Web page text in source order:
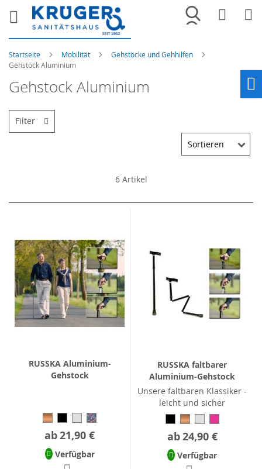
Merkliste
Startseite Mobilität
Gehstöcke und Gehhilfen
Gehstock Aluminium
Gehstock Aluminium
6Artikel
RUSSKA Aluminium-
Gehstock
ab21,90 €
Verfügbar
RUSSKA faltbarer
Aluminium-Gehstock
Unsere faltbaren Klassiker -
leicht und sicher
ab24,90 €
Verfügbar
Filter